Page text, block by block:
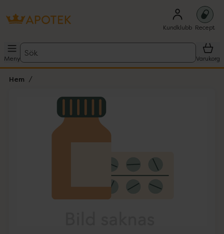
Kundklubb Recept
Meny
Sök
Varukorg
Hem
Lista: . Innehåller 1 objekt.